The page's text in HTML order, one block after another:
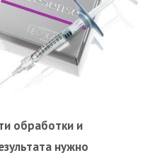
обработки и
нужно